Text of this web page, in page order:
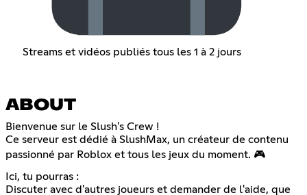
Streams et vidéos publiés tous les 1 à 2 jours
ABOUT
Bienvenue sur le Slush's Crew !
Ce serveur est dédié à SlushMax, un créateur de contenu
passionné par Roblox et tous les jeux du moment. 🎮
Ici, tu pourras :
Discuter avec d'autres joueurs et demander de l'aide, que